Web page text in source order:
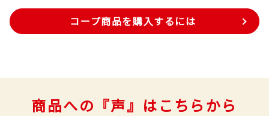
コープ商品を購入するには
商品への『声』はこちらから